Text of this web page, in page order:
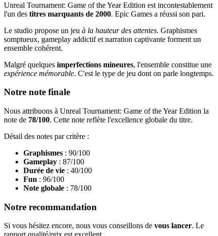
Unreal Tournament: Game of the Year Edition est incontestablement
l'un des titres marquants de 2000. Epic Games a réussi son pari.
Le studio propose un jeu à la hauteur des attentes. Graphismes
somptueux, gameplay addictif et narration captivante forment un
ensemble cohérent.
Malgré quelques imperfections mineures, l'ensemble constitue une
expérience mémorable. C'est le type de jeu dont on parle longtemps.
Notre note finale
Nous attribuons à Unreal Tournament: Game of the Year Edition la
note de 78/100. Cette note reflète l'excellence globale du titre.
Détail des notes par critère :
Graphismes : 90/100
Gameplay : 87/100
Durée de vie : 40/100
Fun : 96/100
Note globale : 78/100
Notre recommandation
Si vous hésitez encore, nous vous conseillons de vous lancer. Le